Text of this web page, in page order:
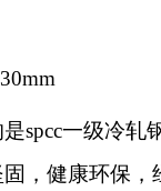
spcc一级冷轧
，健康环保，